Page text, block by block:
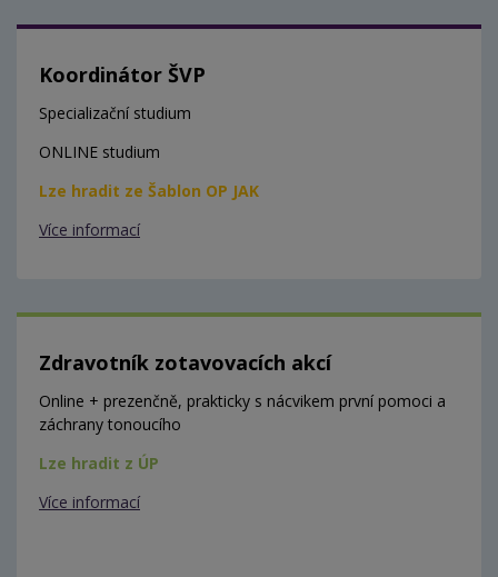
Koordinátor ŠVP
Specializační studium
ONLINE studium
Lze hradit ze Šablon OP JAK
Více informací
Zdravotník zotavovacích akcí
Online + prezenčně, prakticky s nácvikem první pomoci a
záchrany tonoucího
Lze hradit z ÚP
Více informací